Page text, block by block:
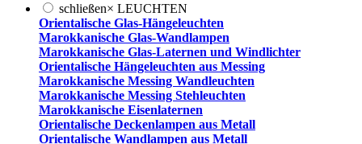
schließen× LEUCHTEN
Orientalische Glas-Hängeleuchten
Marokkanische Glas-Wandlampen
Marokkanische Glas-Laternen und Windlichter
Orientalische Hängeleuchten aus Messing
Marokkanische Messing Wandleuchten
Marokkanische Messing Stehleuchten
Marokkanische Eisenlaternen
Orientalische Deckenlampen aus Metall
Orientalische Wandlampen aus Metall